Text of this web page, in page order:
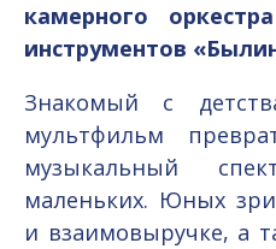
камерного
инструментов
Знакомый с
мультфильм
музыкальный
маленьких. Юных
и взаимовыручке, а